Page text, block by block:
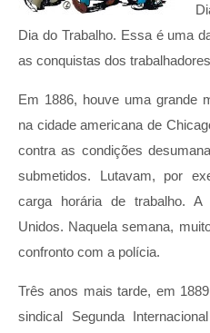
Dia do Trabalho. Essa é uma
as conquistas dos
Em 1886, houve uma grande
na cidade americana de
contra as condições
submetidos. Lutavam, por
carga horária de trabalho.
Unidos. Naquela semana,
confronto com a polícia.
Três anos mais tarde, em
sindical Segunda